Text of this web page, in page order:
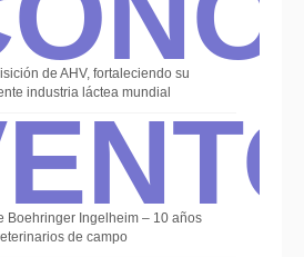
de AHV, fortaleciendo su
industria láctea mundial
Boehringer Ingelheim – 10 años
de campo